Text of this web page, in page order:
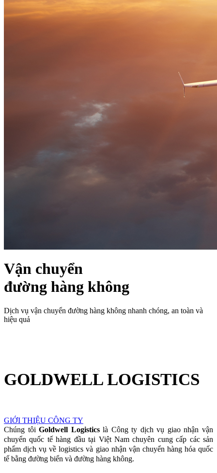
Vận chuyển
đường hàng không
Dịch vụ vận chuyển đường hàng không nhanh chóng, an toàn và
hiệu quả
GOLDWELL LOGISTICS
GIỚI THIỆU CÔNG TY
Chúng tôi Goldwell Logisticslà Công ty dịch vụ giao nhận vận
chuyển quốc tế hàng đầu tại Việt Nam chuyên cung cấp các sản
phẩm dịch vụ về logistics và giao nhận vận chuyển hàng hóa quốc
tế bằng đường biển và đường hàng không.